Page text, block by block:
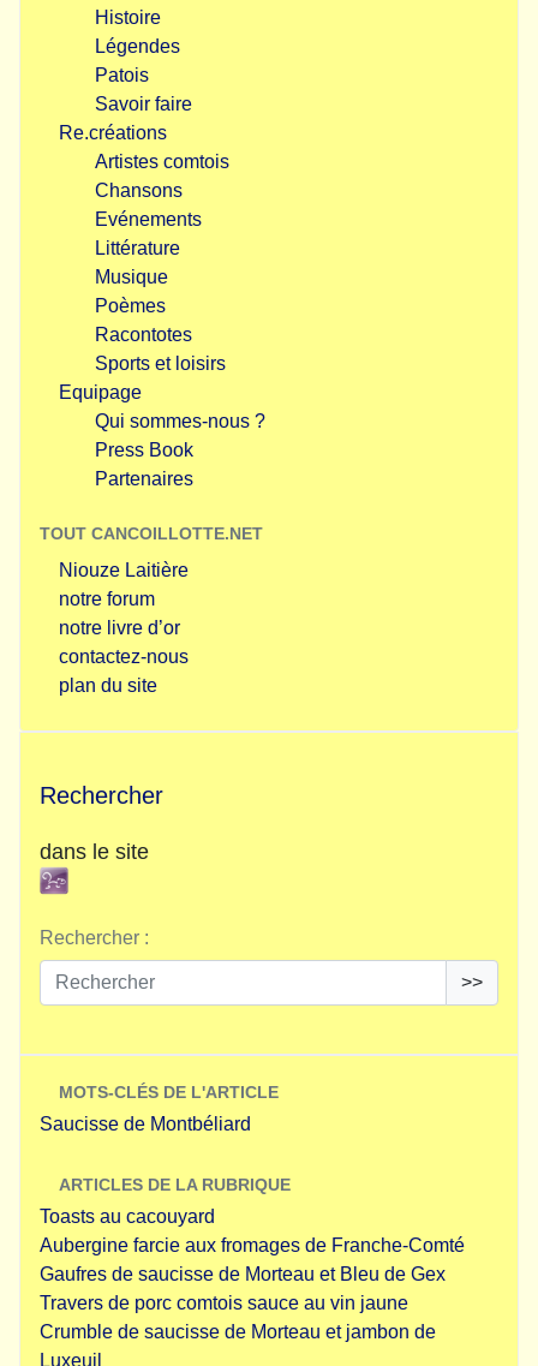
Histoire
Légendes
Patois
Savoir faire
Re.créations
Artistes comtois
Chansons
Evénements
Littérature
Musique
Poèmes
Racontotes
Sports et loisirs
Equipage
Qui sommes-nous ?
Press Book
Partenaires
TOUT CANCOILLOTTE.NET
Niouze Laitière
notre forum
notre livre d’or
contactez-nous
plan du site
Rechercher
dans le site
Rechercher :
>>
MOTS-CLÉS DE L'ARTICLE
Saucisse de Montbéliard
ARTICLES DE LA RUBRIQUE
Toasts au cacouyard
Aubergine farcie aux fromages de Franche-Comté
Gaufres de saucisse de Morteau et Bleu de Gex
Travers de porc comtois sauce au vin jaune
Crumble de saucisse de Morteau et jambon de
Luxeuil